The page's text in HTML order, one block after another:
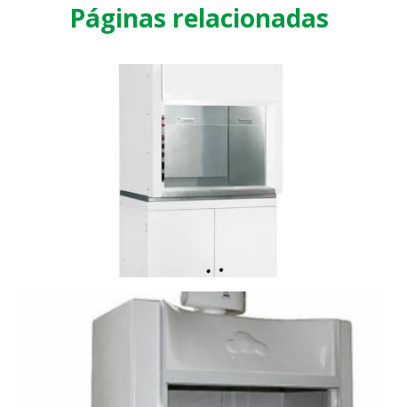
Páginas relacionadas